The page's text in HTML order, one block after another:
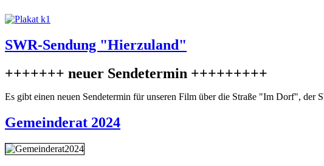
SWR-Sendung "Hierzuland"
+++++++ neuer Sendetermin +++++++++
Es gibt einen neuen Sendetermin für unseren Film über die Straße "Im Dorf", der
Gemeinderat 2024